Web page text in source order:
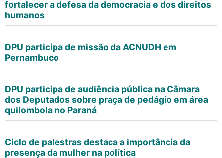
fortalecer a defesa da democracia e dos direitos
humanos
DPU participa de missão da ACNUDH em
Pernambuco
DPU participa de audiência pública na Câmara
dos Deputados sobre praça de pedágio em área
quilombola no Paraná
Ciclo de palestras destaca a importância da
presença da mulher na política